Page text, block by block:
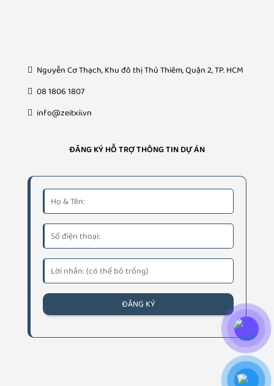
Nguyễn Cơ Thạch, Khu đô thị Thủ Thiêm, Quận 2, TP. HCM
08 1806 1807
info@zeitxii.vn
ĐĂNG KÝ HỖ TRỢ THÔNG TIN DỰ ÁN